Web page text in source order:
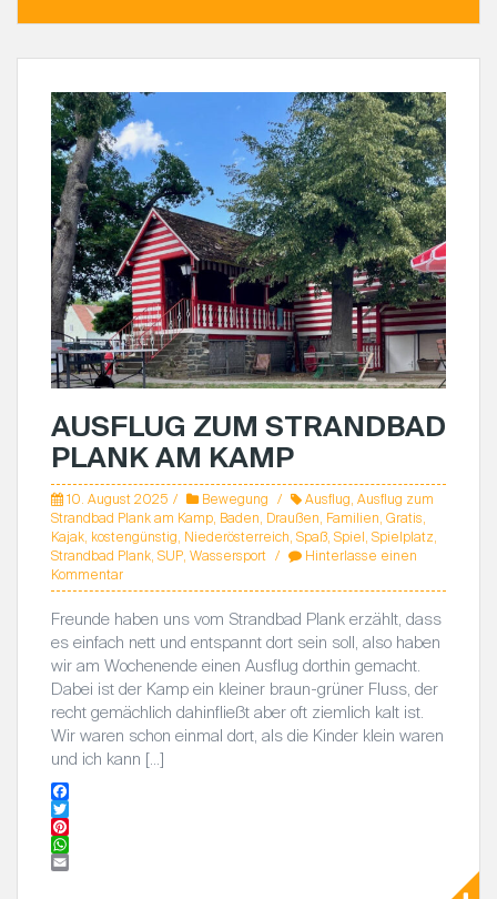
AUSFLUG ZUM STRANDBAD
PLANK AM KAMP
10. August 2025 Bewegung Ausflug, Ausflug zum
Strandbad Plank am Kamp, Baden, Draußen, Familien, Gratis,
Kajak, kostengünstig, Niederösterreich, Spaß, Spiel, Spielplatz,
Strandbad Plank, SUP, Wassersport
Hinterlasse einen
Kommentar
Freunde haben uns vom Strandbad Plank erzählt, dass
es einfach nett und entspannt dort sein soll, also haben
wir am Wochenende einen Ausflug dorthin gemacht.
Dabei ist der Kamp ein kleiner braun-grüner Fluss, der
recht gemächlich dahinfließt aber oft ziemlich kalt ist.
Wir waren schon einmal dort, als die Kinder klein waren
und ich kann […]
F
a
c
e
T
w
i
P
iW